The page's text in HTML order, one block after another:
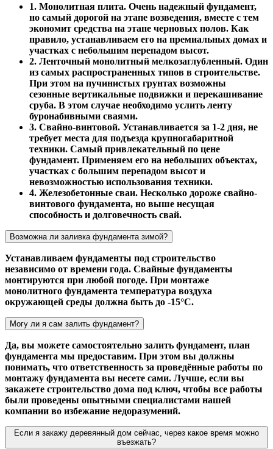
1. Монолитная плита. Очень надежный фундамент,
но самый дорогой на этапе возведения, вместе с тем
экономит средства на этапе черновых полов. Как
правило, устанавливаем его на премиальных домах и
участках с небольшим перепадом высот.
2. Ленточный монолитный мелкозаглубленный. Один
из самых распространенных типов в строительстве.
При этом на пучинистых грунтах возможны
сезонные вертикальные подвижки и перекашивание
сруба. В этом случае необходимо услить ленту
буронабивными сваями.
3. Свайно-винтовой. Устанавливается за 1-2 дня, не
требует места для подъезда крупногабаритной
техники. Самый привлекательный по цене
фундамент. Применяем его на небольших объектах,
участках с большим перепадом высот и
невозможностью использования техники.
4. Железобетонные сваи. Несколько дороже свайно-
винтового фундамента, но выше несущая
способность и долговечность свай.
Возможна ли заливка фундамента зимой?
Устанавливаем фундаменты под строительство
независимо от времени года. Свайные фундаменты
монтируются при любой погоде. При монтаже
монолитного фундамента температура воздуха
окружающей среды должна быть до -15°С.
Могу ли я сам залить фундамент?
Да, вы можете самостоятельно залить фундамент, план
фундамента мы предоставим. При этом вы должны
понимать, что ответственность за проведённые работы по
монтажу фундамента вы несете сами. Лучше, если вы
закажете строительство дома под ключ, чтобы все работы
были проведены опытными специалистами нашей
компании во избежание недоразумений.
Если я закажу деревянный дом сейчас, через какое время можно
въезжать?